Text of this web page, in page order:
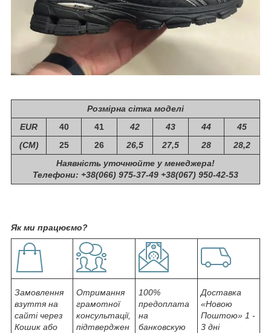
Розмірна сітка моделі
EUR
40 41 42 43 44
45
(СМ)
25 26 26,5 27,5 28
28,2
Наявність уточнюйте у менеджера!
Телефони: +38(066) 975-37-49 +38(067) 950-42-53
Як ми працюємо?
Замовлення
взуття на
сайті через
Кошик або
Отримання
грамотної
консультації,
підтверджен
100%
предоплата
на
банковскую
Доставка
«Новою
Поштою» 1 -
3 дні